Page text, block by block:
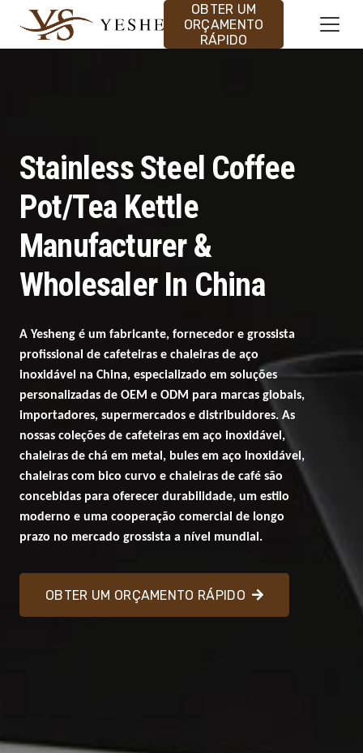
OBTER UM
ORÇAMENTO
RÁPIDO
Stainless Steel Coffee
Pot/Tea Kettle
Manufacturer &
Wholesaler In China
A Yesheng é um fabricante, fornecedor e grossista
profissional de cafeteiras e chaleiras de aço
inoxidável na China, especializado em soluções
personalizadas de OEM e ODM para marcas globais,
importadores, supermercados e distribuidores. As
nossas coleções de cafeteiras em aço inoxidável,
chaleiras de chá em metal, bules em aço inoxidável,
chaleiras com bico curvo e chaleiras de café são
concebidas para oferecer durabilidade, um estilo
moderno e uma cooperação comercial de longo
prazo no mercado grossista a nível mundial.
OBTER UM ORÇAMENTO RÁPIDO